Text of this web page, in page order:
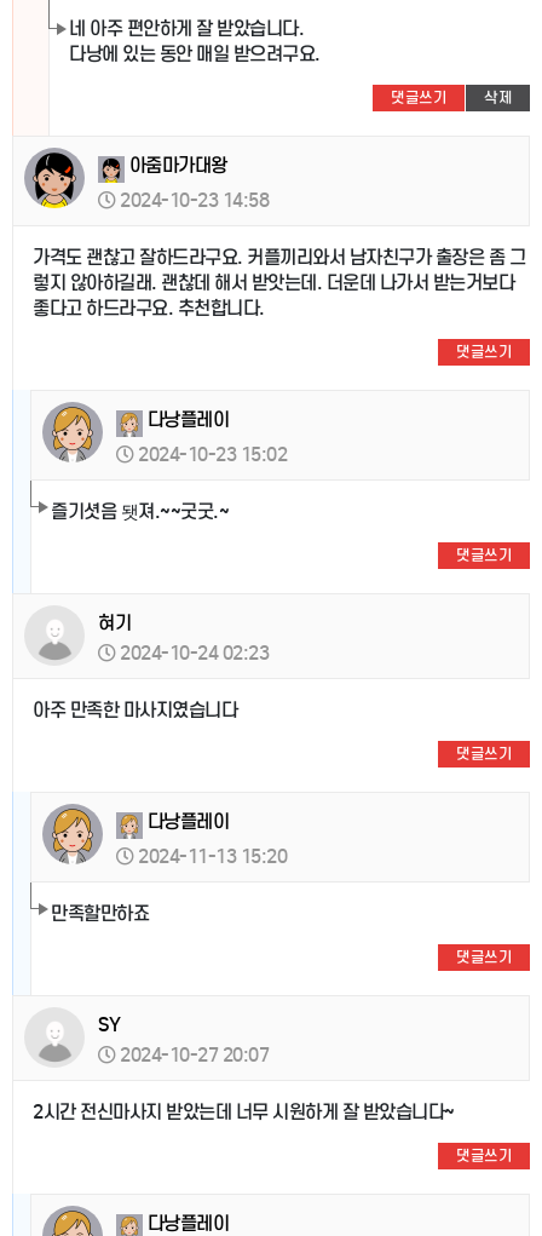
네 아주 편안하게 잘 받았습니다.
다낭에 있는 동안 매일 받으려구요.
댓글쓰기 삭제
아줌마가대왕
2024-10-23 14:58
가격도 괜찮고 잘하드라구요. 커플끼리와서 남자친구가 출장은 좀 그
렇지 않아하길래. 괜찮데 해서 받앗는데. 더운데 나가서 받는거보다
좋다고 하드라구요. 추천합니다.
댓글쓰기
다낭플레이
2024-10-23 15:02
즐기셧음 됏져.~~굿굿.~
댓글쓰기
혀기
2024-10-24 02:23
아주 만족한 마사지였습니다
댓글쓰기
다낭플레이
2024-11-13 15:20
만족할만하죠
댓글쓰기
SY
2024-10-27 20:07
2시간 전신마사지 받았는데 너무 시원하게 잘 받았습니다~
댓글쓰기
다낭플레이